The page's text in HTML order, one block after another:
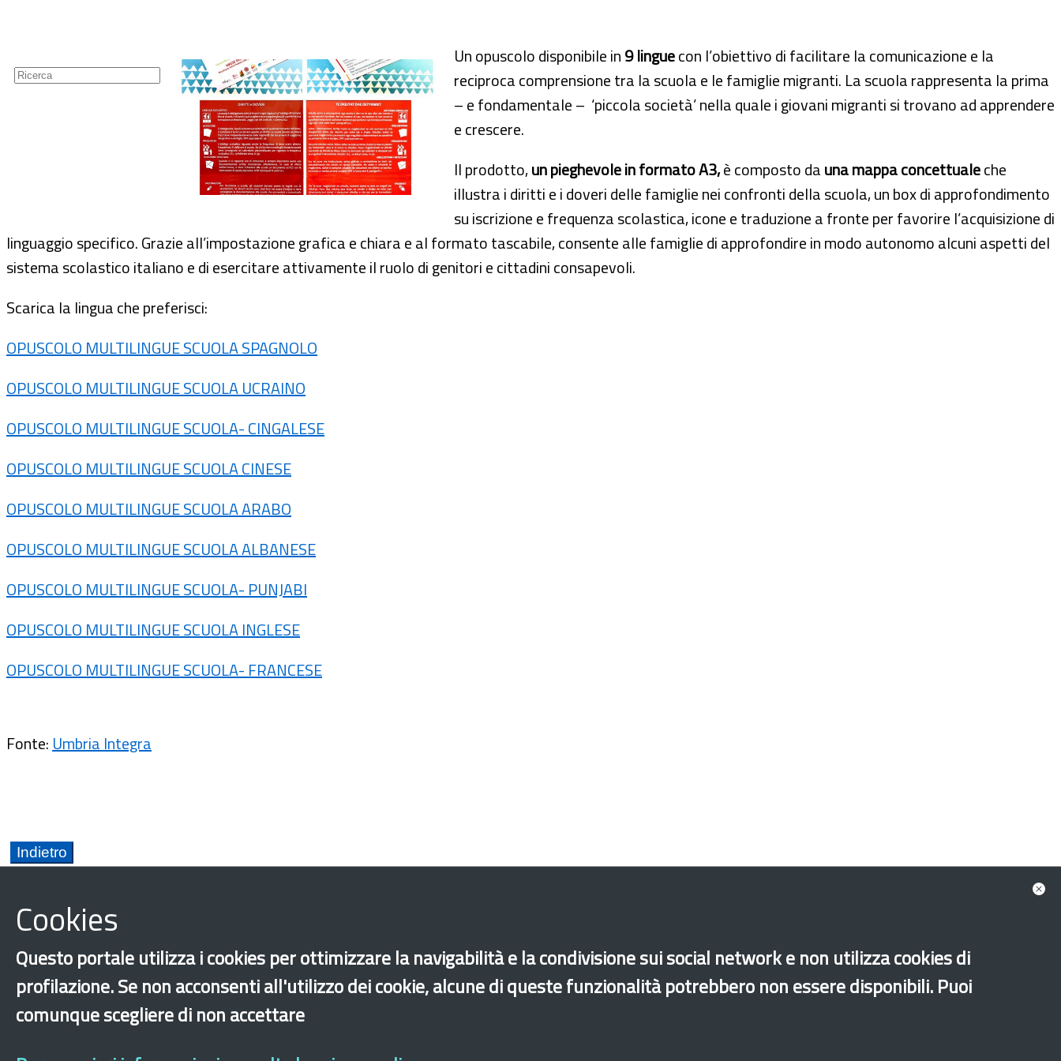
Un opuscolo disponibile in9 linguecon l’obiettivo di facilitare la comunicazione e la
reciproca comprensione tra la scuola e le famiglie migranti. La scuola rappresenta la prima
– e fondamentale – ‘piccola società’ nella quale i giovani migranti si trovano ad apprendere
e crescere.
Il prodotto,un pieghevole in formato A3,è composto dauna mappa concettualeche
illustra i diritti e i doveri delle famiglie nei confronti della scuola, un box di approfondimento
su iscrizione e frequenza scolastica, icone e traduzione a fronte per favorire l’acquisizione di
linguaggio specifico. Grazie all’impostazione grafica e chiara e al formato tascabile, consente alle famiglie di approfondire in modo autonomo alcuni aspetti del
sistema scolastico italiano e di esercitare attivamente il ruolo di genitori e cittadini consapevoli.
Scarica la lingua che preferisci:
OPUSCOLO MULTILINGUE SCUOLA SPAGNOLO
OPUSCOLO MULTILINGUE SCUOLA UCRAINO
OPUSCOLO MULTILINGUE SCUOLA- CINGALESE
OPUSCOLO MULTILINGUE SCUOLA CINESE
OPUSCOLO MULTILINGUE SCUOLA ARABO
OPUSCOLO MULTILINGUE SCUOLA ALBANESE
OPUSCOLO MULTILINGUE SCUOLA- PUNJABI
OPUSCOLO MULTILINGUE SCUOLA INGLESE
OPUSCOLO MULTILINGUE SCUOLA- FRANCESE
Fonte: Umbria Integra
Umbria Accoglienza Diritti fondamentali Istruzione Scuola Albanese Arabo Cinese Inglese Punjabi
Spagnolo
Ucraino
Cookies
Questo portale utilizza i cookies per ottimizzare la navigabilità e la condivisione sui social network e non utilizza cookies di
profilazione. Se non acconsenti all'utilizzo dei cookie, alcune di queste funzionalità potrebbero non essere disponibili. Puoi
comunque scegliere di non accettare